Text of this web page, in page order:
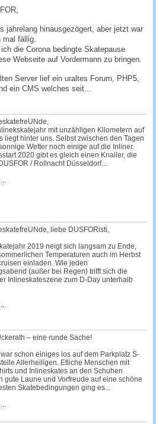
jahrelang hinausgezögert, aber jetzt war
mal fällig.
die Corona bedingte Skatepause
Webseite auf Vordermann zu bringen.
Server lief ein uraltes Forum, PHP5,
ein CMS welches seit...
mit unzähligen Kilometern auf
liegt hinter uns. Selbst zwischen den Tagen
Wetter noch einige auf die Inliner.
2020 gibt es gleich einen Knaller, die
/ Rollnacht Düsseldorf...
liebe DUSFORisti,
2019 neigt sich langsam zu Ende,
Temperaturen auch im Herbst
einladen. Wie jeden
(außer bei Regen) trifft sich die
Inlineskateszene zum D-Day unterhalb
– eine runde Sache!
schon einiges los auf dem Parkplatz S-
Allerheiligen. Etliche Menschen mit
und Inlineskates an den Schuhen
gute Laune und Vorfreude auf eine schöne
Skatebedingungen ging es...